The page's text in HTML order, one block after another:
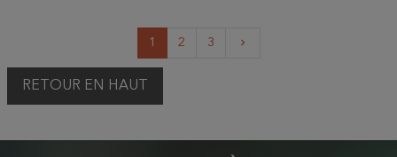
1 2 3 keyboard_arrow_right
RETOUR EN HAUT